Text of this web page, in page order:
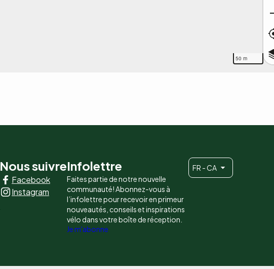
50 m
Nous suivre
Facebook
Instagram
Infolettre
Faites partie de notre nouvelle
communauté! Abonnez-vous à
l’infolettre pour recevoir en primeur
nouveautés, conseils et inspirations
vélo dans votre boîte de réception.
Je m'abonne
FR - CA